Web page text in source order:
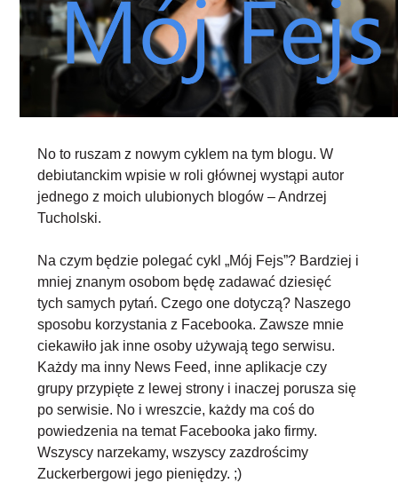
No to ruszam z nowym cyklem na tym blogu. W
debiutanckim wpisie w roli głównej wystąpi autor
jednego z moich ulubionych blogów – Andrzej
Tucholski.
Na czym będzie polegać cykl „Mój Fejs”? Bardziej i
mniej znanym osobom będę zadawać dziesięć
tych samych pytań. Czego one dotyczą? Naszego
sposobu korzystania z Facebooka. Zawsze mnie
ciekawiło jak inne osoby używają tego serwisu.
Każdy ma inny News Feed, inne aplikacje czy
grupy przypięte z lewej strony i inaczej porusza się
po serwisie. No i wreszcie, każdy ma coś do
powiedzenia na temat Facebooka jako firmy.
Wszyscy narzekamy, wszyscy zazdrościmy
Zuckerbergowi jego pieniędzy. ;)